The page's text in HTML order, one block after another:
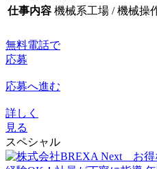
仕事内容 機械系工場 / 機械操
無料電話で
応募
応募へ進む
詳しく
見る
スペシャル